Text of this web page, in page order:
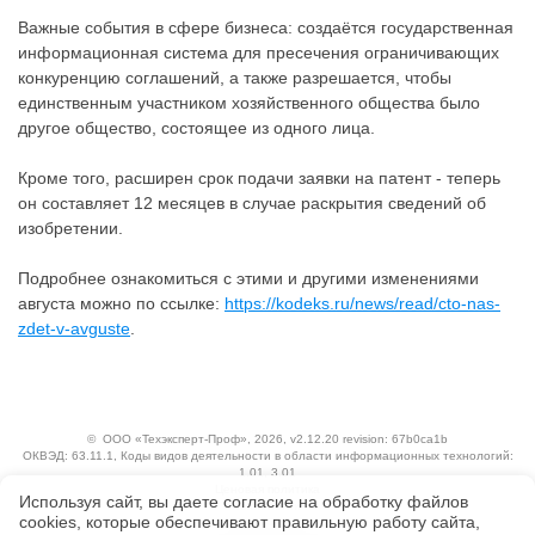
Важные события в сфере бизнеса: создаётся государственная
информационная система для пресечения ограничивающих
конкуренцию соглашений, а также разрешается, чтобы
единственным участником хозяйственного общества было
другое общество, состоящее из одного лица.
Кроме того, расширен срок подачи заявки на патент - теперь
он составляет 12 месяцев в случае раскрытия сведений об
изобретении.
Подробнее ознакомиться с этими и другими изменениями
августа можно по ссылке: https://kodeks.ru/news/read/cto-nas-
zdet-v-avguste
© ООО «Техэксперт-Проф» , 2026, v2.12.20 revision: 67b0ca1b
ОКВЭД: 63.11.1, Коды видов деятельности в области информационных технологий:
1.01, 3.01
Технологии
Используя сайт, вы даете согласие на обработку файлов
сооkiеs, которые обеспечивают правильную работу сайта,